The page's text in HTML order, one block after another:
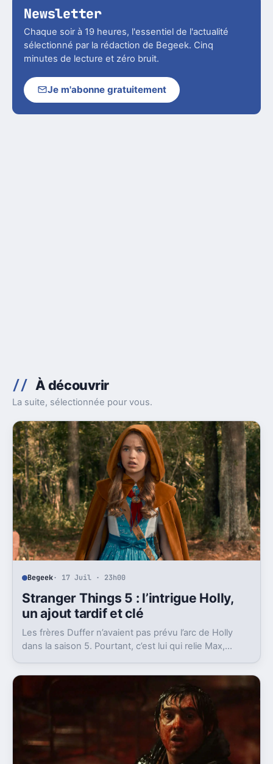
Newsletter
Chaque soir à 19 heures, l'essentiel de l'actualité
sélectionné par la rédaction de Begeek. Cinq
minutes de lecture et zéro bruit.
Je m'abonne gratuitement
À découvrir
La suite, sélectionnée pour vous.
Begeek· 17 Juil · 23h00
Stranger Things 5 : l’intrigue Holly,
un ajout tardif et clé
Les frères Duffer n’avaient pas prévu l’arc de Holly
dans la saison 5. Pourtant, c’est lui qui relie Max,